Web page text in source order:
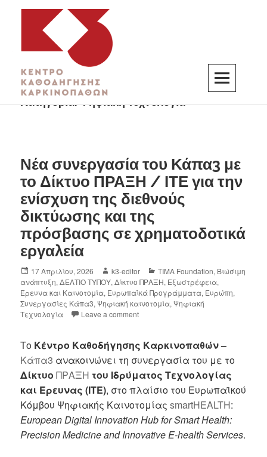
K3
ΚΕΝΤΡΟ ΚΑΘΟΔΗΓΗΣΗΣ ΚΑΡΚΙΝΟΠΑΘΩΝ
Κατηγορία:Ψηφιακή Τεχνολογία
Νέα συνεργασία του Κάπα3 με
το Δίκτυο ΠΡΑΞΗ / ΙΤΕ για την
ενίσχυση της διεθνούς
δικτύωσης και της
πρόσβασης σε χρηματοδοτικά
εργαλεία
17 Απριλίου, 2026 k3-editor TIMA Foundation, Βιώσιμη
ανάπτυξη,ΔΕΛΤΙΟ ΤΥΠΟΥ,Δίκτυο ΠΡΑΞΗ, Εξωστρέφεια,
Έρευνα και Καινοτομία, Ευρωπαϊκά Προγράμματα, Ευρώπη,
Συνεργασίες Κάπα3,Ψηφιακή καινοτομία,Ψηφιακή
Τεχνολογία
Leave a comment
Το Κέντρο Καθοδήγησης Καρκινοπαθών –
Κάπα3 ανακοινώνει τη συνεργασία του με το
ΔίκτυοΠΡΑΞΗ του Ιδρύματος Τεχνολογίας
και Έρευνας (ΙΤΕ), στο πλαίσιο του Ευρωπαϊκού
Κόμβου Ψηφιακής ΚαινοτομίαςsmartHEALTH:
European Digital Innovation Hub for Smart Health:
Precision Medicine and Innovative E-health Services.